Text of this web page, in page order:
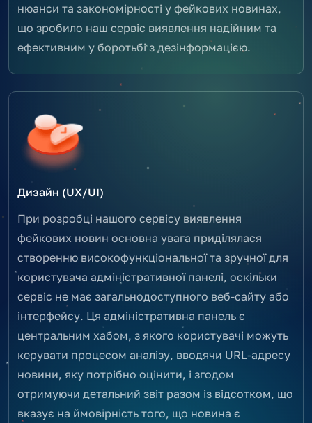
нюанси та закономірності у фейкових новинах,
що зробило наш сервіс виявлення надійним та
ефективним у боротьбі з дезінформацією.
Дизайн (UX/UI)
При розробці нашого сервісу виявлення
фейкових новин основна увага приділялася
створенню високофункціональної та зручної для
користувача адміністративної панелі, оскільки
сервіс не має загальнодоступного веб-сайту або
інтерфейсу. Ця адміністративна панель є
центральним хабом, з якого користувачі можуть
керувати процесом аналізу, вводячи URL-адресу
новини, яку потрібно оцінити, і згодом
отримуючи детальний звіт разом із відсотком, що
вказує на ймовірність того, що новина є